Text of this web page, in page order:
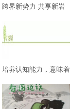
跨界新势力 共享新岩
培养认知能力，意味着